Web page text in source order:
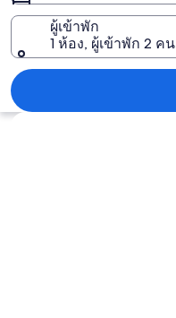
ผู้เข้าพัก
1 ห้อง, ผู้เข้าพัก 2 คน
สำรวจแผนที่